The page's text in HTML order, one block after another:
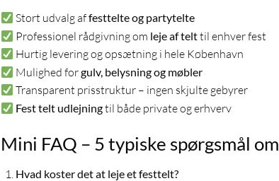
Stort udvalg affesttelte og partytelte
Professionel rådgivning om leje af telttil enhver fest
Hurtig levering og opsætning i hele København
Mulighed forgulv, belysning og møbler
Transparent prisstruktur – ingen skjulte gebyrer
Fest telt udlejningtil både private og erhverv
Mini FAQ – 5 typiske spørgsmål
Hvad koster det at leje et festtelt?